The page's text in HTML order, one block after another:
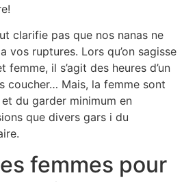
clarifie pas que nos nanas ne
vos ruptures. Lors qu’on sagisse
femme, il s’agit des heures d’un
coucher… Mais, la femme sont
du garder minimum en
que divers gars i du
femmes pour